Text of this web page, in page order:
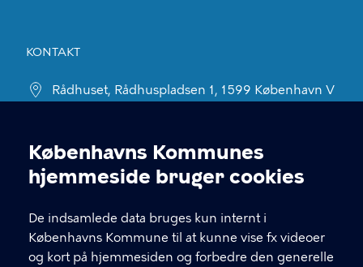
Cookieindstillinger
Københavns Kommunes
hjemmeside bruger cookies
De indsamlede data bruges kun internt i
Københavns Kommune til at kunne vise fx videoer
og kort på hjemmesiden og forbedre den generelle
KONTAKT
Rådhuset, Rådhuspladsen 1, 1599 København V
60 37 80 58
EAN: 5798009800411
LINKS